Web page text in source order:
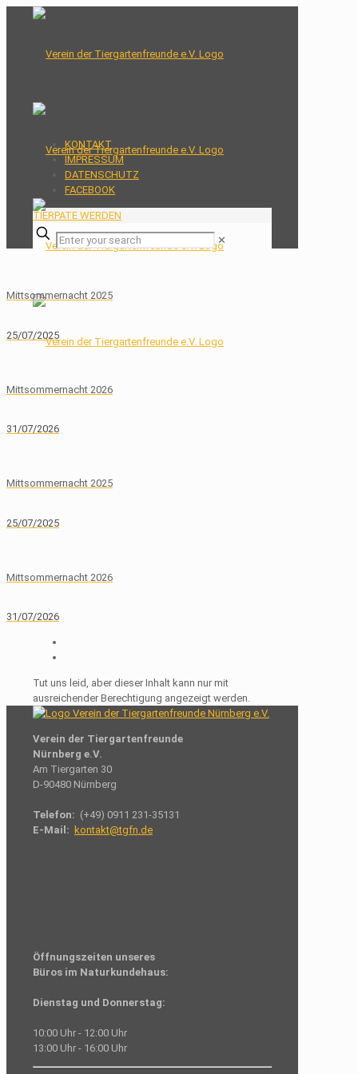
KONTAKT
IMPRESSUM
DATENSCHUTZ
FACEBOOK
TIERPATE WERDEN
✕
Mittsommernacht 2025
25/07/2025
Mittsommernacht 2026
31/07/2026
Mittsommernacht 2025
25/07/2025
Mittsommernacht 2026
31/07/2026
Tut uns leid, aber dieser Inhalt kann nur mit
ausreichender Berechtigung angezeigt werden.
Verein der Tiergartenfreunde
Nürnberg e.V.
Am Tiergarten 30
D-90480 Nürnberg
Telefon: (+49) 0911 231-35131
E-Mail: kontakt@tgfn.de
Öffnungszeiten unseres
Büros im Naturkundehaus:
Dienstag und Donnerstag:
10:00 Uhr - 12:00 Uhr
13:00 Uhr - 16:00 Uhr